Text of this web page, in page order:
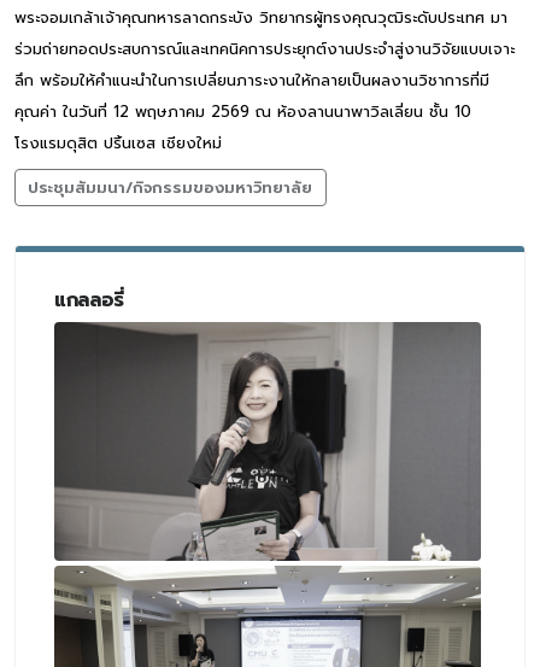
พระจอมเกล้าเจ้าคุณทหารลาดกระบัง วิทยากรผู้ทรงคุณวุฒิระดับประเทศ มา
ร่วมถ่ายทอดประสบการณ์และเทคนิคการประยุกต์งานประจำสู่งานวิจัยแบบเจาะ
ลึก พร้อมให้คำแนะนำในการเปลี่ยนภาระงานให้กลายเป็นผลงานวิชาการที่มี
คุณค่า ในวันที่ 12 พฤษภาคม 2569 ณ ห้องลานนาพาวิลเลี่ยน ชั้น 10
โรงแรมดุสิต ปริ้นเซส เชียงใหม่
ประชุมสัมมนา/กิจกรรมของมหาวิทยาลัย
แกลลอรี่